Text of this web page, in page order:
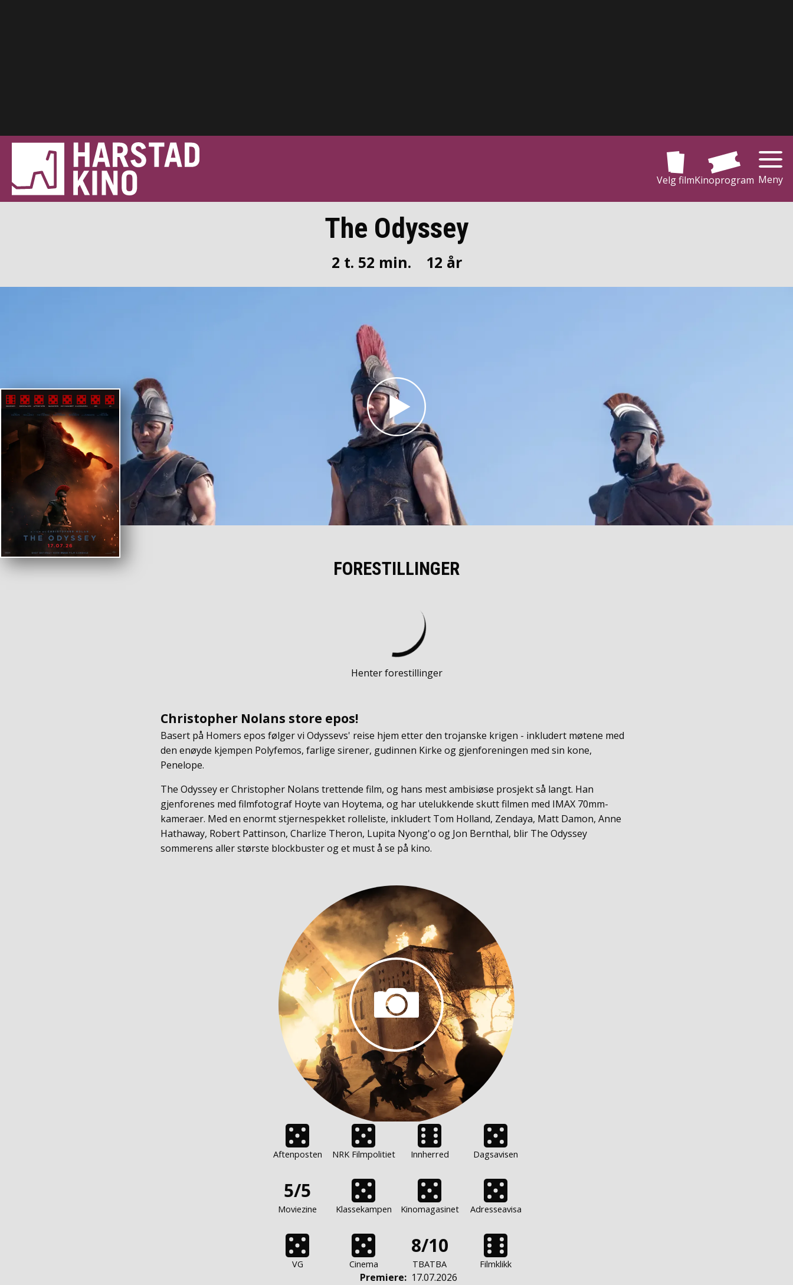
Velg filmKinoprogram Meny
The Odyssey
2 t. 52 min. 12 år
FORESTILLINGER
Henter forestillinger
Christopher Nolans store epos!
Basert på Homers epos følger vi Odyssevs' reise hjem etter den trojanske krigen - inkludert møtene med
den enøyde kjempen Polyfemos, farlige sirener, gudinnen Kirke og gjenforeningen med sin kone,
Penelope.
The Odyssey er Christopher Nolans trettende film, og hans mest ambisiøse prosjekt så langt. Han
gjenforenes med filmfotograf Hoyte van Hoytema, og har utelukkende skutt filmen med IMAX 70mm-
kameraer. Med en enormt stjernespekket rolleliste, inkludert Tom Holland, Zendaya, Matt Damon, Anne
Hathaway, Robert Pattinson, Charlize Theron, Lupita Nyong'o og Jon Bernthal, blir The Odyssey
sommerens aller største blockbuster og et must å se på kino.
Aftenposten NRK Filmpolitiet Innherred Dagsavisen
5/5
Moviezine Klassekampen Kinomagasinet Adresseavisa
VG Cinema
8/10
TBATBA Filmklikk
Premiere: 17.07.2026